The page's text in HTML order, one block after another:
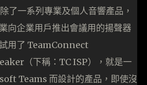
了一系列專業及個人音響產品，
向企業用戶推出會議用的揚聲器
用了 TeamConnect
（下稱：TC ISP），就是一
Teams 而設計的產品，即使沒